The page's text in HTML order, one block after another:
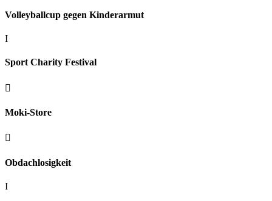
Volleyballcup gegen Kinderarmut
I
Sport Charity Festival

Moki-Store

Obdachlosigkeit
I